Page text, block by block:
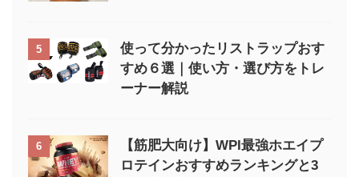
5
使って分かったリストラップおす
すめ６選｜使い方・選び方をトレ
ーナー解説
6
【筋肥大向け】WPI最強ホエイプ
ロテインおすすめランキングと3